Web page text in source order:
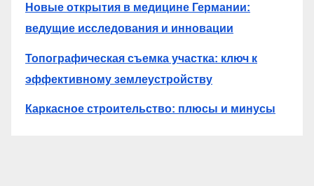
Новые открытия в медицине Германии:
ведущие исследования и инновации
Топографическая съемка участка: ключ к
эффективному землеустройству
Каркасное строительство: плюсы и минусы